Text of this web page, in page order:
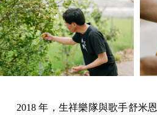
2018 年，生祥樂隊與歌手舒米